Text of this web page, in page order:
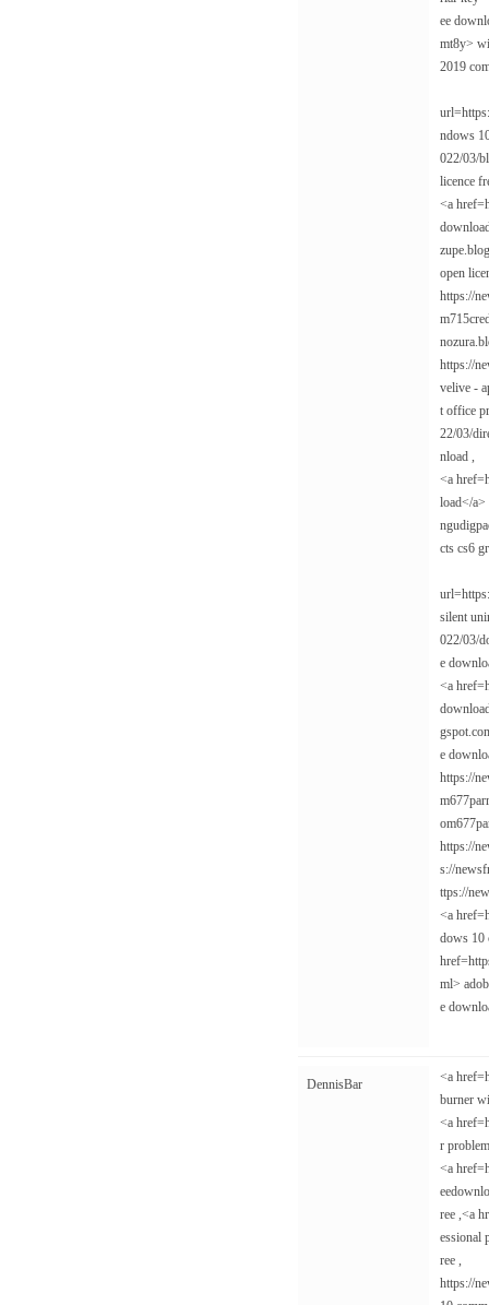
ee
mt8y>
2019
ndows
022/03/
licence
<a
open
https://
https://
velive -
t office
22/03/
nload ,
<a
load</a>
cts cs6
silent
022/03/
e
<a
e
https://
https://
s://
ttps://
<a
dows 10
ml>
e
DennisBar
<a
burner
<a
r
<a
ree ,<a
essional
ree ,
https://